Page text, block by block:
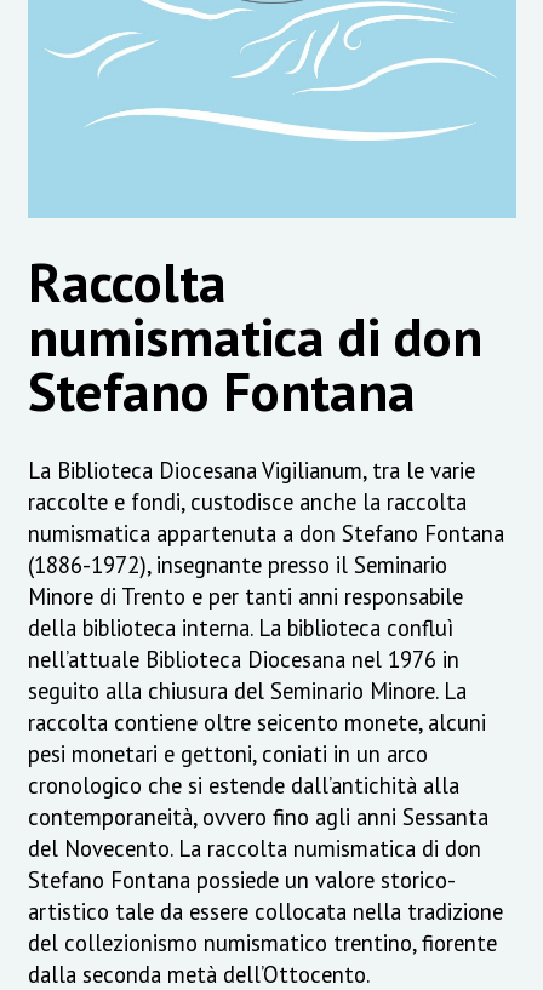
Raccolta
numismatica di don
Stefano Fontana
La Biblioteca Diocesana Vigilianum, tra le varie
raccolte e fondi, custodisce anche la raccolta
numismatica appartenuta a don Stefano Fontana
(1886-1972), insegnante presso il Seminario
Minore di Trento e per tanti anni responsabile
della biblioteca interna. La biblioteca confluì
nell’attuale Biblioteca Diocesana nel 1976 in
seguito alla chiusura del Seminario Minore. La
raccolta contiene oltre seicento monete, alcuni
pesi monetari e gettoni, coniati in un arco
cronologico che si estende dall’antichità alla
contemporaneità, ovvero fino agli anni Sessanta
del Novecento. La raccolta numismatica di don
Stefano Fontana possiede un valore storico-
artistico tale da essere collocata nella tradizione
del collezionismo numismatico trentino, fiorente
dalla seconda metà dell’Ottocento.